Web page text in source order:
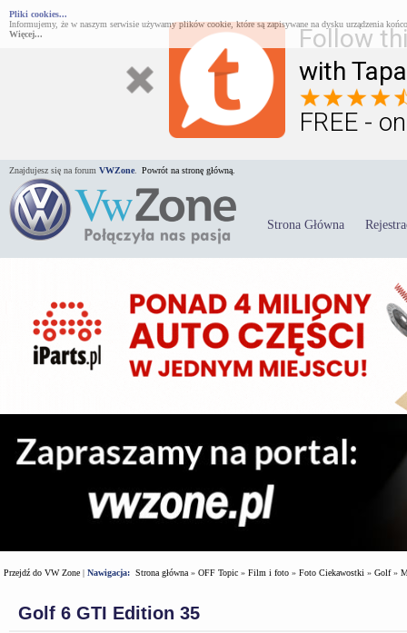
Follow
with
FREE -
Pliki cookies...
Informujemy, że w naszym serwisie używamy plików cookie, które są zapisywane na dysku urządzenia
Więcej...
Znajdujesz się na forum VWZone Powrót na stronę główną.
Strona Główna
Przejdź do VW Zone | Nawigacja: Strona główna » OFF Topic » Film i foto » Foto Ciekawostki » Golf»
Golf 6 GTI Edition 35